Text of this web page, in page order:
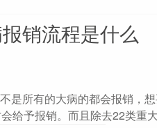
销流程是什么
所有的大病的都会报销，想
给予报销。而且除去22类重